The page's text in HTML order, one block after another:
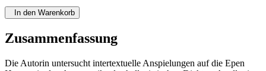
In den Warenkorb
Zusammenfassung
Die Autorin untersucht intertextuelle Anspielungen auf die Epen